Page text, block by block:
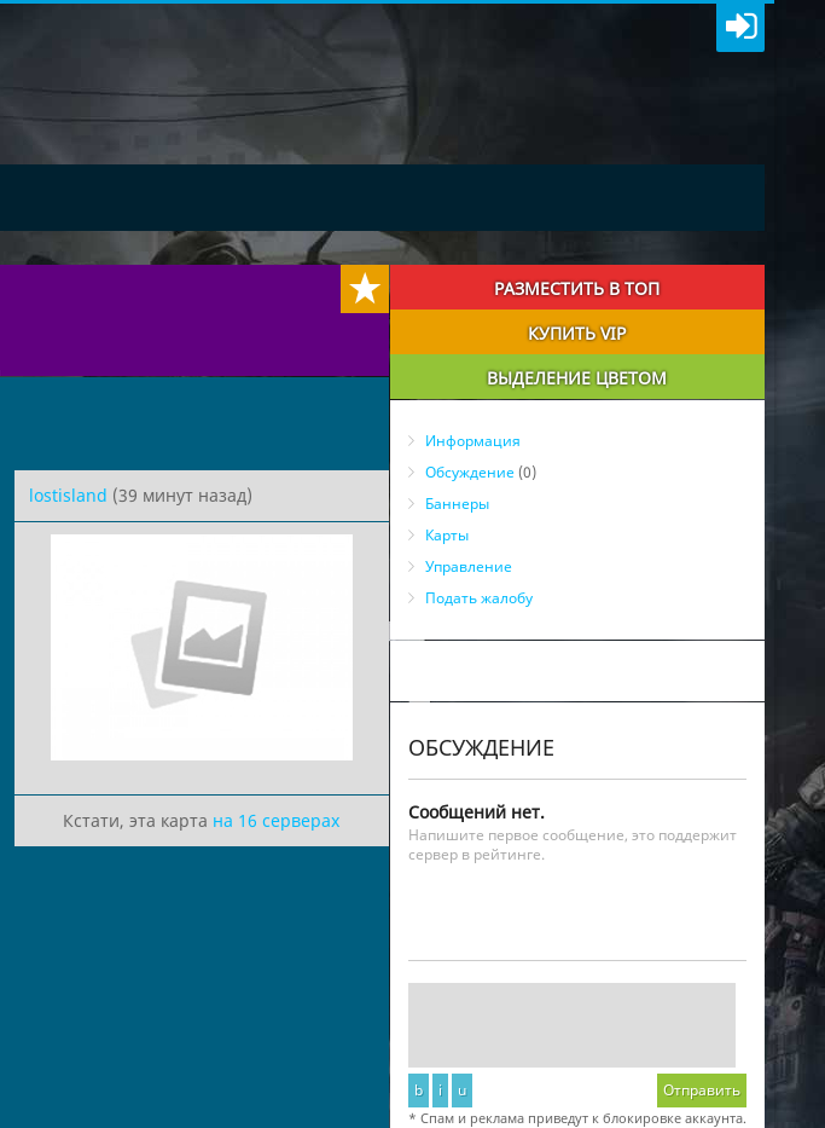
lostisland (39 минут назад)
Кстати, эта карта на 16 серверах
РАЗМЕСТИТЬ В ТОП
КУПИТЬ VIP
ВЫДЕЛЕНИЕ ЦВЕТОМ
Информация
Обсуждение(0)
Баннеры
Карты
Управление
Подать жалобу
ОБСУЖДЕНИЕ
Сообщений нет.
Напишите первое сообщение, это поддержит
сервер в рейтинге.
b i u Отправить
* Спам и реклама приведут к блокировке аккаунта.